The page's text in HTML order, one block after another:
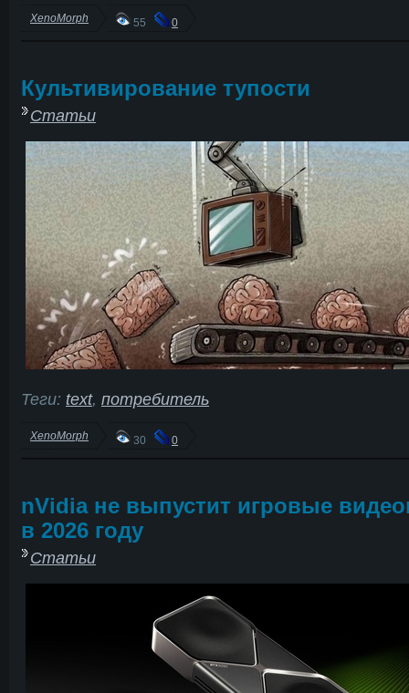
XenoMorph 55 0
Культивирование тупости
Статьи
Теги: text, потребитель
XenoMorph 30 0
nVidia не выпустит игровые
в 2026 году
Статьи